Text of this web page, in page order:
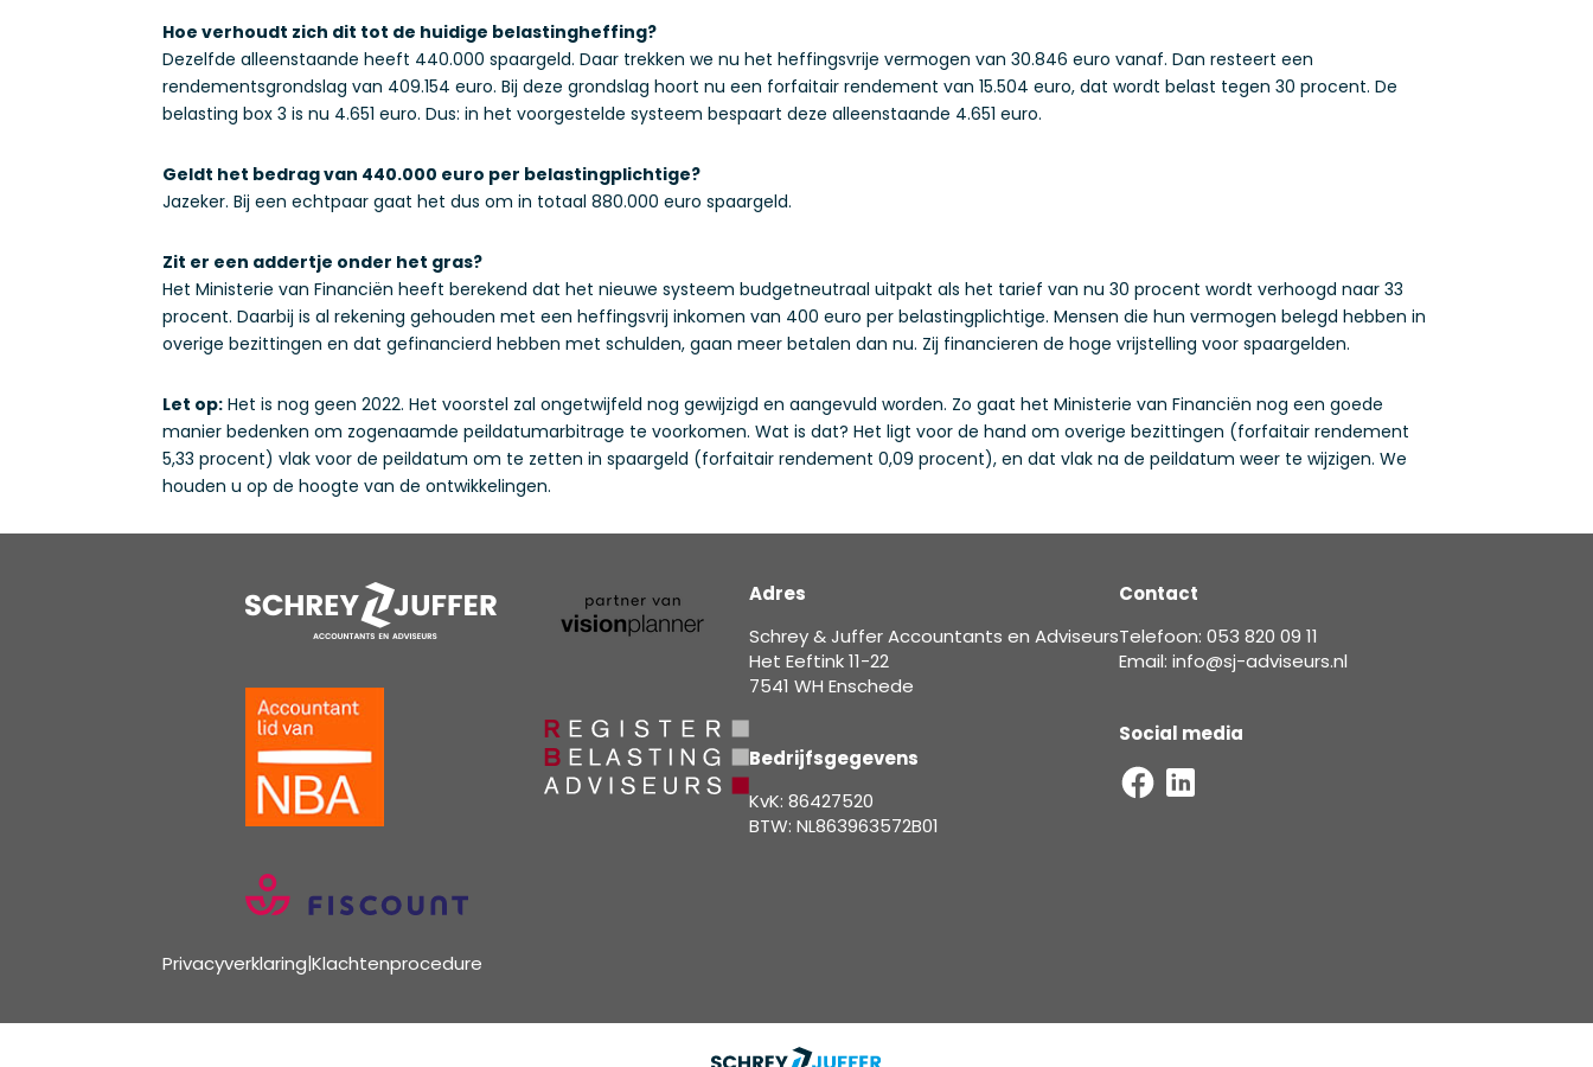
Hoe verhoudt zich dit tot de huidige belastingheffing?
Dezelfde alleenstaande heeft 440.000 spaargeld. Daar trekken we nu het heffingsvrije vermogen van 30.846 euro vanaf. Dan resteert een
rendementsgrondslag van 409.154 euro. Bij deze grondslag hoort nu een forfaitair rendement van 15.504 euro, dat wordt belast tegen 30 procent. De
belasting box 3 is nu 4.651 euro. Dus: in het voorgestelde systeem bespaart deze alleenstaande 4.651 euro.
Geldt het bedrag van 440.000 euro per belastingplichtige?
Jazeker. Bij een echtpaar gaat het dus om in totaal 880.000 euro spaargeld.
Zit er een addertje onder het gras?
Het Ministerie van Financiën heeft berekend dat het nieuwe systeem budgetneutraal uitpakt als het tarief van nu 30 procent wordt verhoogd naar 33
procent. Daarbij is al rekening gehouden met een heffingsvrij inkomen van 400 euro per belastingplichtige. Mensen die hun vermogen belegd hebben in
overige bezittingen en dat gefinancierd hebben met schulden, gaan meer betalen dan nu. Zij financieren de hoge vrijstelling voor spaargelden.
Let op: Het is nog geen 2022. Het voorstel zal ongetwijfeld nog gewijzigd en aangevuld worden. Zo gaat het Ministerie van Financiën nog een goede
manier bedenken om zogenaamde peildatumarbitrage te voorkomen. Wat is dat? Het ligt voor de hand om overige bezittingen (forfaitair rendement
5,33 procent) vlak voor de peildatum om te zetten in spaargeld (forfaitair rendement 0,09 procent), en dat vlak na de peildatum weer te wijzigen. We
houden u op de hoogte van de ontwikkelingen.
Adres
Schrey & Juffer Accountants en Adviseurs
Het Eeftink 11-22
7541 WH Enschede
Bedrijfsgegevens
KvK: 86427520
BTW: NL863963572B01
Contact
Telefoon: 053 820 09 11
Email: info@sj-adviseurs.nl
Social media
Privacyverklaring|Klachtenprocedure